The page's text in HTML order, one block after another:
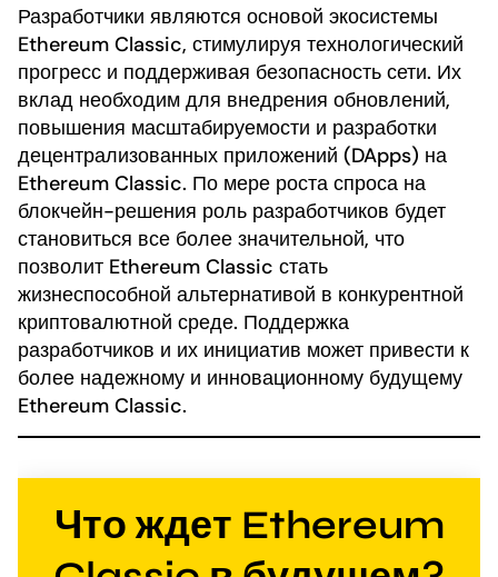
Разработчики являются основой экосистемы
Ethereum Classic, стимулируя технологический
прогресс и поддерживая безопасность сети. Их
вклад необходим для внедрения обновлений,
повышения масштабируемости и разработки
децентрализованных приложений (DApps) на
Ethereum Classic. По мере роста спроса на
блокчейн-решения роль разработчиков будет
становиться все более значительной, что
позволит Ethereum Classic стать
жизнеспособной альтернативой в конкурентной
криптовалютной среде. Поддержка
разработчиков и их инициатив может привести к
более надежному и инновационному будущему
Ethereum Classic.
Что ждет Ethereum